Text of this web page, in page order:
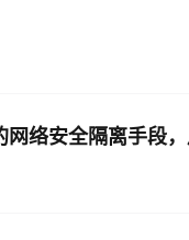
络安全隔离手段